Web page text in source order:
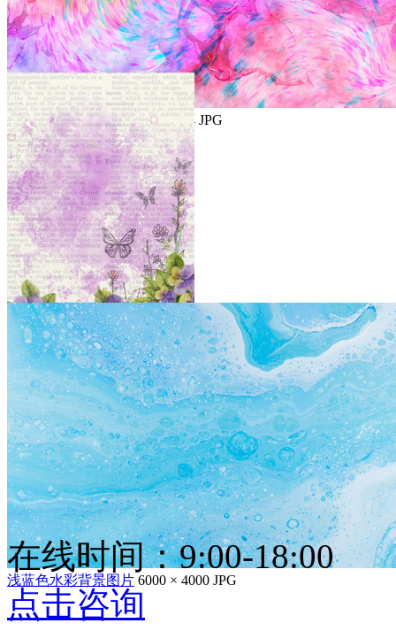
抽象水彩背景图片 3500 × 2334 JPG
紫色风格水彩背景图片
JPG
浅蓝色水彩背景图片 6000 × 4000 JPG
在线时间：9:00-18:00
点击咨询